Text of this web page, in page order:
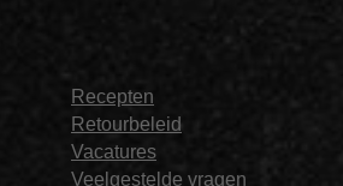
Recepten
Retourbeleid
Vacatures
Veelgestelde vragen